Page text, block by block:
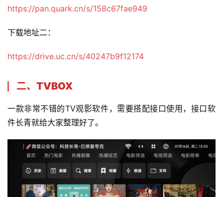
https://pan.quark.cn/s/158c67fae949
下载地址二：
https://drive.uc.cn/s/40247b9f12174
二、TVBOX
一款非常不错的TV观影软件，需要搭配接口使用，接口软
件长青就给大家整理好了。